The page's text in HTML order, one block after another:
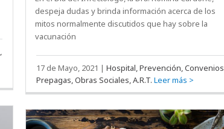
despeja dudas y brinda información acerca de los
mitos normalmente discutidos que hay sobre la
vacunación
17 de Mayo, 2021 |Hospital, Prevención, Convenios,
Prepagas, Obras Sociales, A.R.T. Leer más >